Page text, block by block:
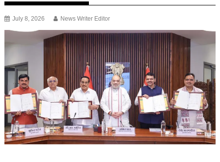
July 8, 2026 News Writer Editor